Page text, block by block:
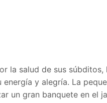
la salud de sus
y alegría. La
un gran banquete en el